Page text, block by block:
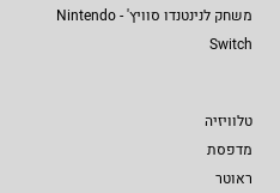
משחק לנינטנדו סוויץ' - Nintendo
Switch
טלוויזיה
מדפסת
ראוטר